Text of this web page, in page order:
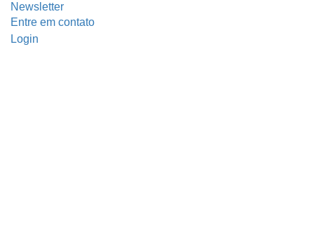
Newsletter
Entre em contato
Login